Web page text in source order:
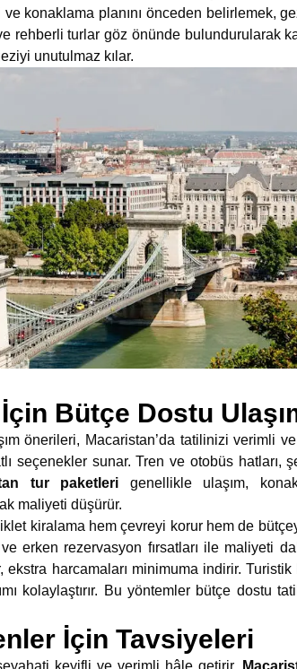
konaklama planını önceden belirlemek,
rehberli turlar göz önünde bulundurularak
unutulmaz kılar.
Bütçe Dostu
önerileri, Macaristan’da tatilinizi verimli
seçenekler sunar. Tren ve otobüs hatları,
tur paketleri genellikle ulaşım,
maliyeti düşürür.
kiralama hem çevreyi korur hem de
erken rezervasyon fırsatları ile maliyeti
harcamaları minimuma indirir. Turistik
kolaylaştırır. Bu yöntemler bütçe dostu
İçin Tavsiyeleri
keyifli ve verimli hâle getirir.